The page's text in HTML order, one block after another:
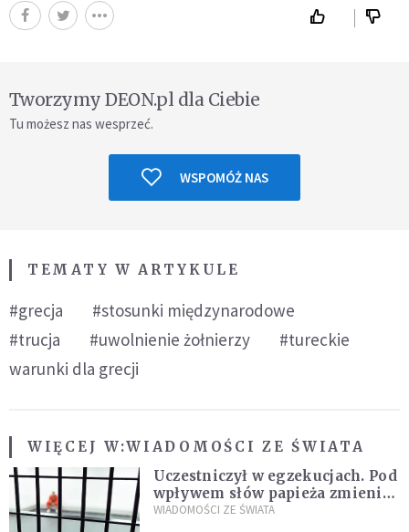
Tworzymy DEON.pl dla Ciebie
Tu możesz nas wesprzeć.
WSPOMÓŻ NAS
TEMATY W ARTYKULE
#grecja
#stosunki międzynarodowe
#trucja
#uwolnienie żołnierzy
#tureckie
warunki dla grecji
WIĘCEJ W:WIADOMOŚCI ZE ŚWIATA
Uczestniczył w egzekucjach. Pod
wpływem słów papieża zmienił
zdanie
WIADOMOŚCI ZE ŚWIATA